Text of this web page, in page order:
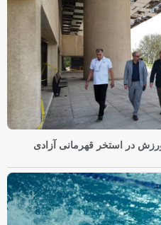
در استخر قهرمانی آزادی